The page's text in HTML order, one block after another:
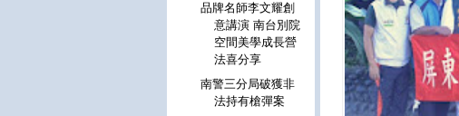
品牌名師李文耀創
意講演 南台別院
空間美學成長營
法喜分享
南警三分局破獲非
法持有槍彈案